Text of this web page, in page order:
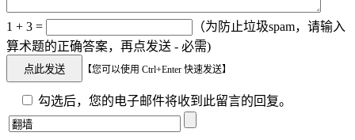
1 + 3 =
（为防止垃圾spam，请输入
算术题的正确答案，再点发送 - 必需)
【您可以使用 Ctrl+Enter 快速发送】
勾选后，您的电子邮件将收到此留言的回复。